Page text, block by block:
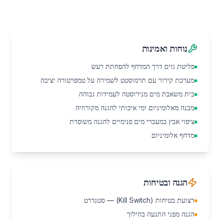
נוחות ואמינות
פליטת גזים דרך המדחף להפחתת רעש
מערכת קירור עם תרמוסטט לשמירה על טמפרטורה יציבה
בית משאבת מים מנירוסטה לעמידות גבוהה
מבנה מאלומיניום ימי איכותי להגנה מקורוזיה
ציפוי אבץ במעברי מים פנימיים להגנה משופרת
מדחף אלומיניום
הגנה ובטיחות
רצועת בטיחות (Kill Switch) — סטנדרט
הגנה מפני התנעה בהילוך